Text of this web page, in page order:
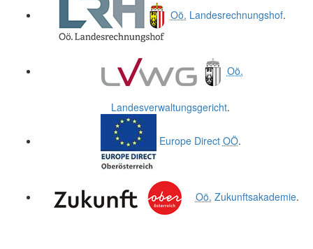
Oö. Landesrechnungshof.
Oö.
Landesverwaltungsgericht.
Europe Direct OÖ.
Oö. Zukunftsakademie.